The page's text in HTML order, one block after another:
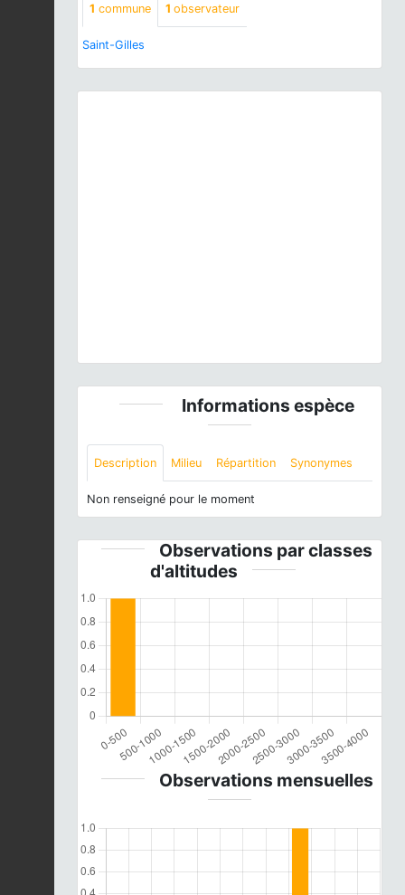
1 commune 1 observateur
Saint-Gilles
Informations espèce
Description Milieu Répartition Synonymes
Non renseigné pour le moment
Observations par classes
d'altitudes
Observations mensuelles